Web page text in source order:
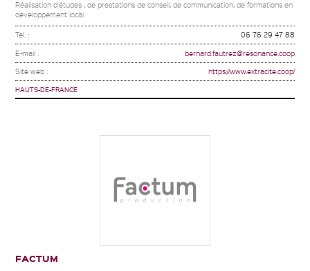
Réalisation d'études , de prestations de conseil, de communication, de formations en
développement local
Tel. : 06 76 29 47 88
E-mail : bernard.fautrez@resonance.coop
Site web : https://www.extracite.coop/
HAUTS-DE-FRANCE
FACTUM